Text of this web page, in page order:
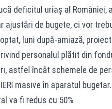
deficitul uriaș al
ajustări de bugete, ci vor
luni după-amiază,
personalul plătit din
astfel încât schemele de
masive în aparatul
va fi redus cu 50%